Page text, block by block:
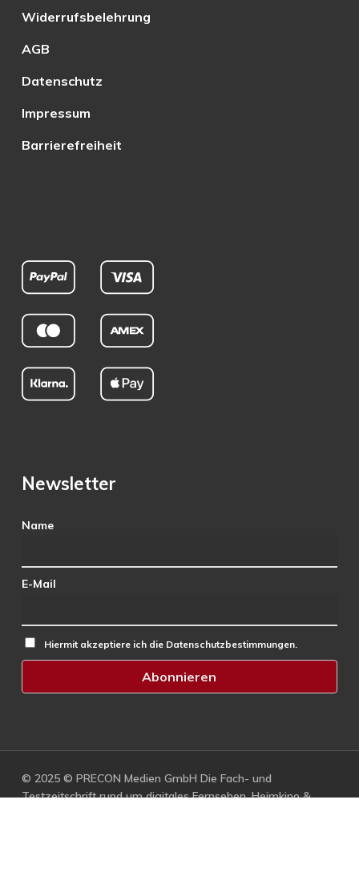
Widerrufsbelehrung
AGB
Datenschutz
Impressum
Barrierefreiheit
Newsletter
Name
E-Mail
Hiermit akzeptiere ich die Datenschutzbestimmungen.
© 2025 © PRECON Medien GmbH Die Fach- und
Testzeitschrift rund um digitales Fernsehen, Heimkino &